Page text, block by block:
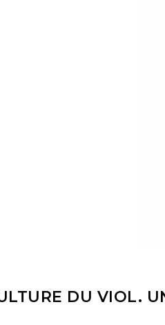
DU VIOL.